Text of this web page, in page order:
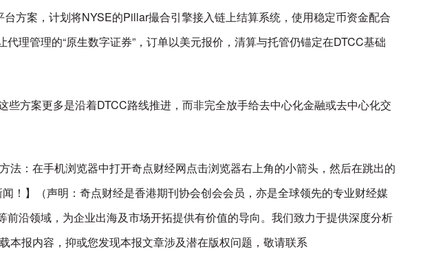
方案，计划将NYSE的Pillar撮合引擎接入链上结算系统，使用稳定币资金配合
理管理的“原生数字证券”，订单以美元报价，清算与托管仍锚定在DTCC基础
方案更多是沿着DTCC路线推进，而非完全放手给去中心化金融或去中心化交
法：在手机浏览器中打开奇点财经网点击浏览器右上角的小箭头，然后在跳出的
！】（声明：奇点财经是香港期刊协会创会会员，亦是全球领先的专业财经媒
沿领域，为企业出海及市场开拓提供有价值的导向。我们致力于提供深度分析
本报内容，抑或您发现本报文章涉及潜在版权问题，敬请联系